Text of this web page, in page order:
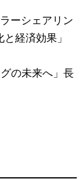
ーシェアリン
経済効果」
の未来へ」長